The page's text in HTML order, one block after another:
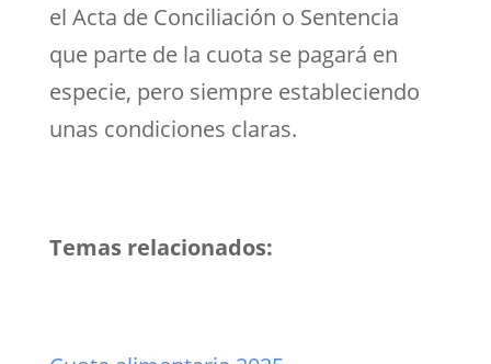
el Acta de Conciliación o Sentencia
que parte de la cuota se pagará en
especie, pero siempre estableciendo
unas condiciones claras.
Temas relacionados: